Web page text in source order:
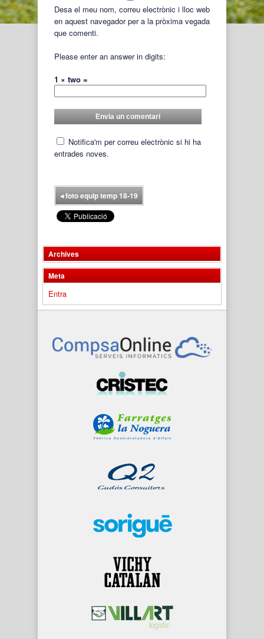
Desa el meu nom, correu electrònic i lloc web
en aquest navegador per a la pròxima vegada
que comenti.
Please enter an answer in digits:
1 × two =
Notifica'm per correu electrònic si hi ha
entrades noves.
◂foto equip temp 18-19
Archives
Meta
Entra